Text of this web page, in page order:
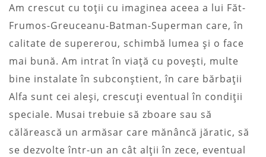
Am crescut cu toții cu imaginea aceea a lui Făt-
Frumos-Greuceanu-Batman-Superman care, în
calitate de supererou, schimbă lumea și o face
mai bună. Am intrat în viață cu povești, multe
bine instalate în subconștient, în care bărbații
Alfa sunt cei aleși, crescuți eventual în condiții
speciale. Musai trebuie să zboare sau să
călărească un armăsar care mănâncă jăratic, să
se dezvolte într-un an cât alții în zece, eventual